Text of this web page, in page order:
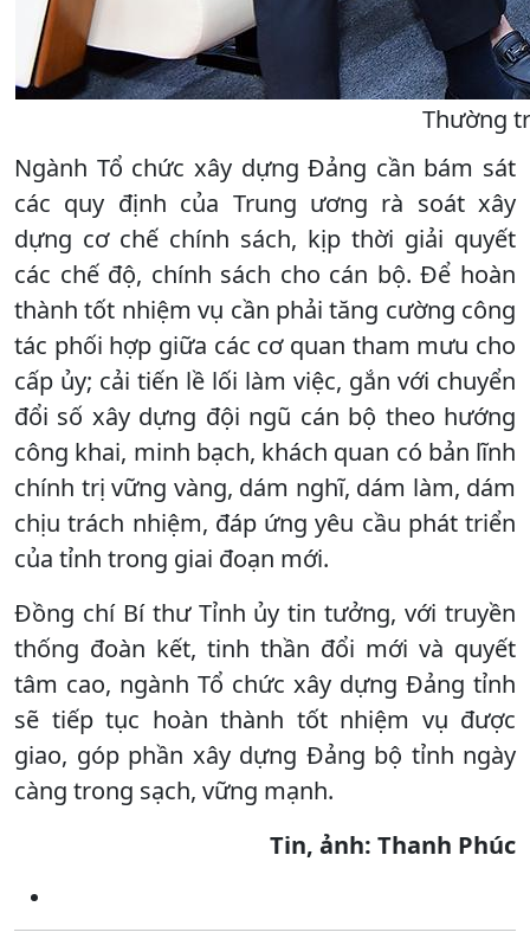
Thường
Ngành Tổ chức xây dựng Đảng cần bám sát
các quy định của Trung ương rà soát xây
dựng cơ chế chính sách, kịp thời giải quyết
các chế độ, chính sách cho cán bộ. Để hoàn
thành tốt nhiệm vụ cần phải tăng cường công
tác phối hợp giữa các cơ quan tham mưu cho
cấp ủy; cải tiến lề lối làm việc, gắn với chuyển
đổi số xây dựng đội ngũ cán bộ theo hướng
công khai, minh bạch, khách quan có bản lĩnh
chính trị vững vàng, dám nghĩ, dám làm, dám
chịu trách nhiệm, đáp ứng yêu cầu phát triển
của tỉnh trong giai đoạn mới.
Đồng chí Bí thư Tỉnh ủy tin tưởng, với truyền
thống đoàn kết, tinh thần đổi mới và quyết
tâm cao, ngành Tổ chức xây dựng Đảng tỉnh
sẽ tiếp tục hoàn thành tốt nhiệm vụ được
giao, góp phần xây dựng Đảng bộ tỉnh ngày
càng trong sạch, vững mạnh.
Tin, ảnh: Thanh Phúc